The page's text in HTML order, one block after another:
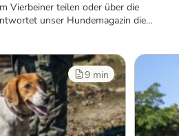
Vierbeiner teilen oder über die
unser Hundemagazin die
Hund.
9 min